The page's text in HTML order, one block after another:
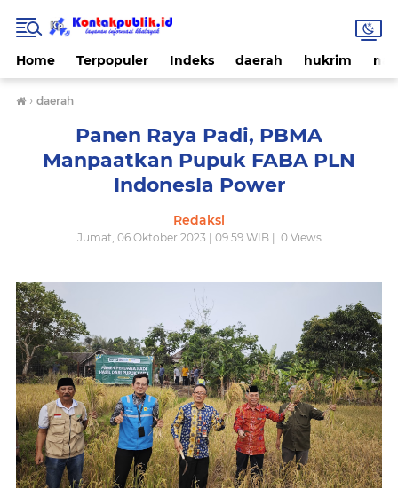
Home Terpopuler Indeks daerah hukrim
› daerah
Panen Raya Padi, PBMA
Manpaatkan Pupuk FABA PLN
IndonesIa Power
Redaksi
Jumat, 06 Oktober 2023 | 09.59 WIB | 0Views